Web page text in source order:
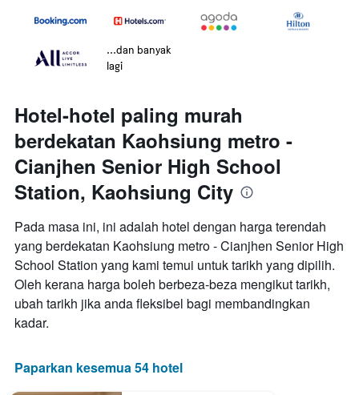
...dan banyak
lagi
Hotel-hotel paling murah
berdekatan Kaohsiung metro -
Cianjhen Senior High School
Station, Kaohsiung City
Pada masa ini, ini adalah hotel dengan harga terendah
yang berdekatan Kaohsiung metro - Cianjhen Senior High
School Station yang kami temui untuk tarikh yang dipilih.
Oleh kerana harga boleh berbeza-beza mengikut tarikh,
ubah tarikh jika anda fleksibel bagi membandingkan
kadar.
Paparkan kesemua 54 hotel